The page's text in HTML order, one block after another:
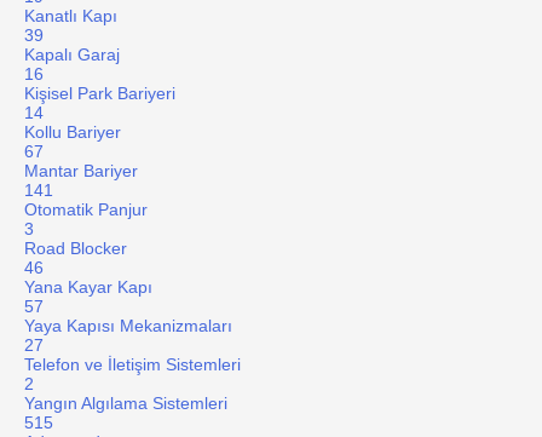
Kanatlı Kapı
39
Kapalı Garaj
16
Kişisel Park Bariyeri
14
Kollu Bariyer
67
Mantar Bariyer
141
Otomatik Panjur
3
Road Blocker
46
Yana Kayar Kapı
57
Yaya Kapısı Mekanizmaları
27
Telefon ve İletişim Sistemleri
2
Yangın Algılama Sistemleri
515